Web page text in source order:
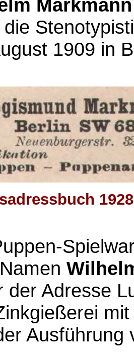
Markmann
die
1909 in
1928
der Adresse
Ausführung